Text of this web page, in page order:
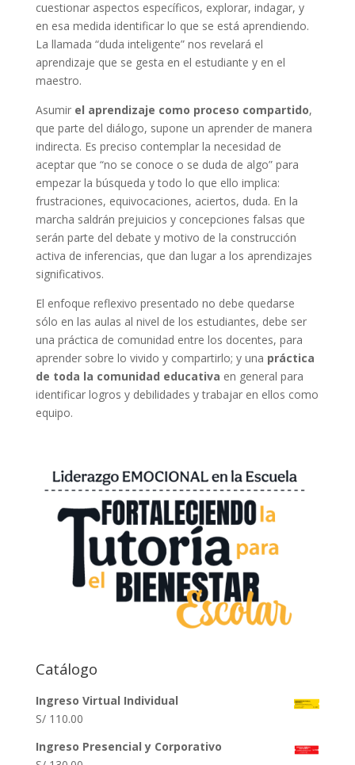
cuestionar aspectos específicos, explorar, indagar, y
en esa medida identificar lo que se está aprendiendo.
La llamada “duda inteligente” nos revelará el
aprendizaje que se gesta en el estudiante y en el
maestro.
Asumir el aprendizaje como proceso compartido,
que parte del diálogo, supone un aprender de manera
indirecta. Es preciso contemplar la necesidad de
aceptar que “no se conoce o se duda de algo” para
empezar la búsqueda y todo lo que ello implica:
frustraciones, equivocaciones, aciertos, duda. En la
marcha saldrán prejuicios y concepciones falsas que
serán parte del debate y motivo de la construcción
activa de inferencias, que dan lugar a los aprendizajes
significativos.
El enfoque reflexivo presentado no debe quedarse
sólo en las aulas al nivel de los estudiantes, debe ser
una práctica de comunidad entre los docentes, para
aprender sobre lo vivido y compartirlo; y una práctica
de toda la comunidad educativa en general para
identificar logros y debilidades y trabajar en ellos como
equipo.
Catálogo
Ingreso Virtual Individual
S/110.00
Ingreso Presencial y Corporativo